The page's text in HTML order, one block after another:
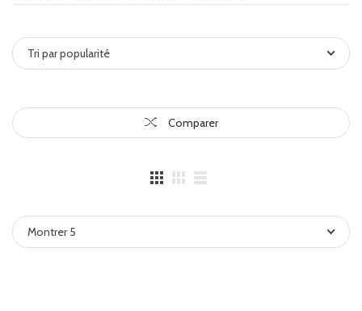
Tri par popularité
Comparer
Montrer 5